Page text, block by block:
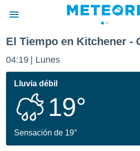
de
por
se
calidad.
a este
las
El Tiempo en Kitchener -
04:19 Lunes
Lluvia débil
19°
Sensación de 19°